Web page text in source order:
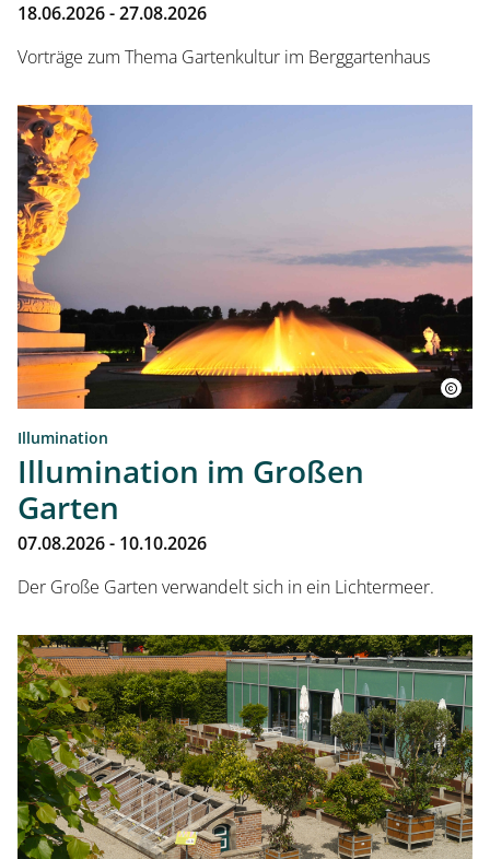
Startseite
Öffnungszeiten
Ticketshop
18.06.2026 - 27.08.2026
Vorträge zum Thema Gartenkultur im Berggartenhaus
Illumination
Illumination im Großen
Garten
07.08.2026 - 10.10.2026
Der Große Garten verwandelt sich in ein Lichtermeer.